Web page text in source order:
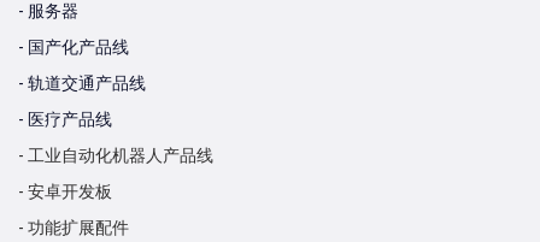
- 服务器
- 国产化产品线
- 轨道交通产品线
- 医疗产品线
- 工业自动化机器人产品线
- 安卓开发板
- 功能扩展配件